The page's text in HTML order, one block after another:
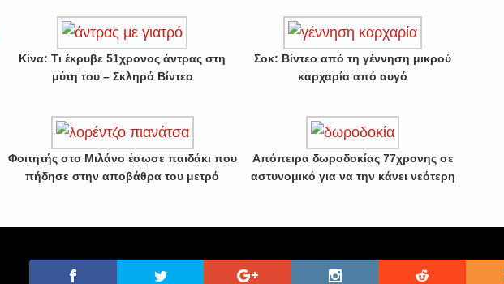
Κίνα: Τι έκρυβε 51χρονος άντρας στη
μύτη του – Σκληρό Βίντεο
Σοκ: Βίντεο από τη γέννηση μικρού
καρχαρία από αυγό
Φοιτητής στο Μιλάνο έσωσε παιδάκι που
πήδησε στην αποβάθρα του μετρό
Απόπειρα δωροδοκίας 77χρονης σε
αστυνομικό για να την κάνει νεότερη